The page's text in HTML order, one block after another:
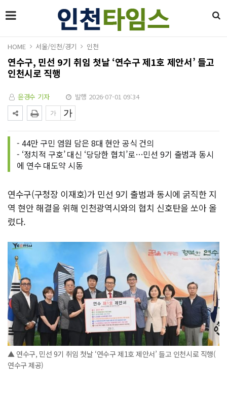
HOME 서울/인천/경기 인천
연수구, 민선 9기 취임 첫날 ‘연수구 제1호 제안서’ 들고
인천시로 직행
윤경수 기자 발행 2026-07-01 09:34
- 44만 구민 염원 담은 8대 현안 공식 건의
- ‘정치적 구호’ 대신 ‘당당한 협치’로…민선 9기 출범과 동시
에 연수 대도약 시동
연수구(구청장 이재호)가 민선 9기 출범과 동시에 굵직한 지
역 현안 해결을 위해 인천광역시와의 협치 신호탄을 쏘아 올
렸다.
▲ 연수구, 민선 9기 취임 첫날 ‘연수구 제1호 제안서’ 들고 인천시로 직행(
연수구 제공)